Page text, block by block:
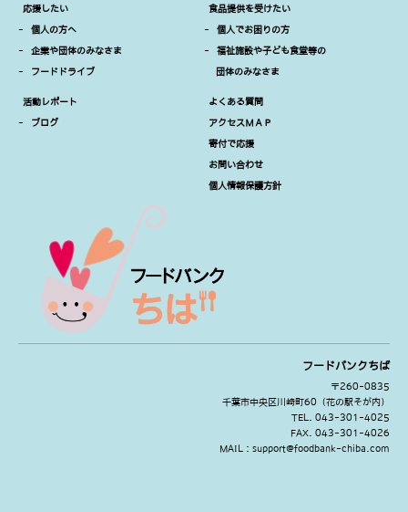
応援したい
- 個人の方へ
- 企業や団体のみなさま
- フードドライブ
食品提供を受けたい
- 個人でお困りの方
- 福祉施設や子ども食堂等の
団体のみなさま
活動レポート
- ブログ
よくある質問
アクセスＭＡＰ
寄付で応援
お問い合わせ
個人情報保護方針
フードバンクちば
〒260-0835
千葉市中央区川崎町60（花の駅そが内）
TEL. 043-301-4025
FAX. 043-301-4026
MAIL : support@foodbank-chiba.com